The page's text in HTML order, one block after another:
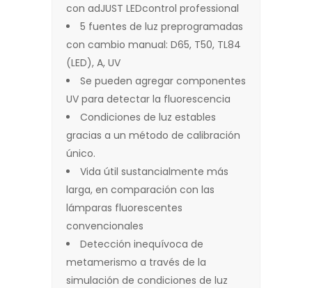
con adJUST LEDcontrol professional
5 fuentes de luz preprogramadas
con cambio manual: D65, T50, TL84
(LED), A, UV
Se pueden agregar componentes
UV para detectar la fluorescencia
Condiciones de luz estables
gracias a un método de calibración
único.
Vida útil sustancialmente más
larga, en comparación con las
lámparas fluorescentes
convencionales
Detección inequívoca de
metamerismo a través de la
simulación de condiciones de luz